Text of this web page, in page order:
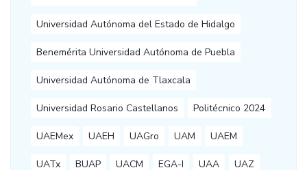
Universidad Autónoma del Estado de Hidalgo
Benemérita Universidad Autónoma de Puebla
Universidad Autónoma de Tlaxcala
Universidad Rosario Castellanos Politécnico 2024
UAEMex UAEH UAGro UAM UAEM
UATx BUAP UACM EGA-I UAA UAZ